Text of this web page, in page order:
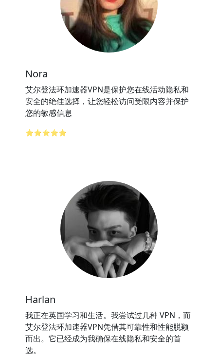
Nora
艾尔登法环加速器VPN是保护您在线活动隐私和
安全的绝佳选择，让您轻松访问受限内容并保护
您的敏感信息
⭐⭐⭐⭐⭐
Harlan
我正在英国学习和生活。我尝试过几种 VPN，而
艾尔登法环加速器VPN凭借其可靠性和性能脱颖
而出。它已经成为我确保在线隐私和安全的首
选。